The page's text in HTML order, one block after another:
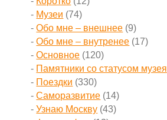
Музеи (74)
Обо мне – внешнее (9)
Обо мне – внутренее (17)
Основное (120)
Памятники со статусом музея
Поездки (330)
Саморазвитие (14)
Узнаю Москву (43)